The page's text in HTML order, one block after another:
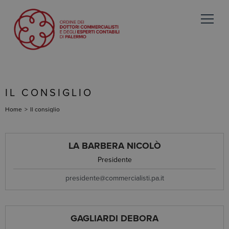
IL CONSIGLIO
Home > Il consiglio
LA BARBERA NICOLÒ
Presidente
presidente@commercialisti.pa.it
GAGLIARDI DEBORA